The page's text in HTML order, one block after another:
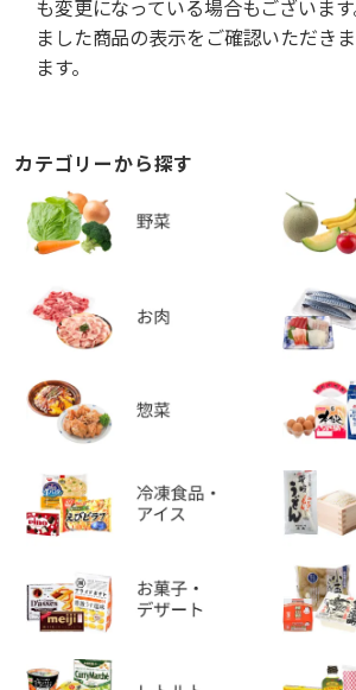
も変更になっている場合もございま
ました商品の表示をご確認いただき
ます。
カテゴリーから探す